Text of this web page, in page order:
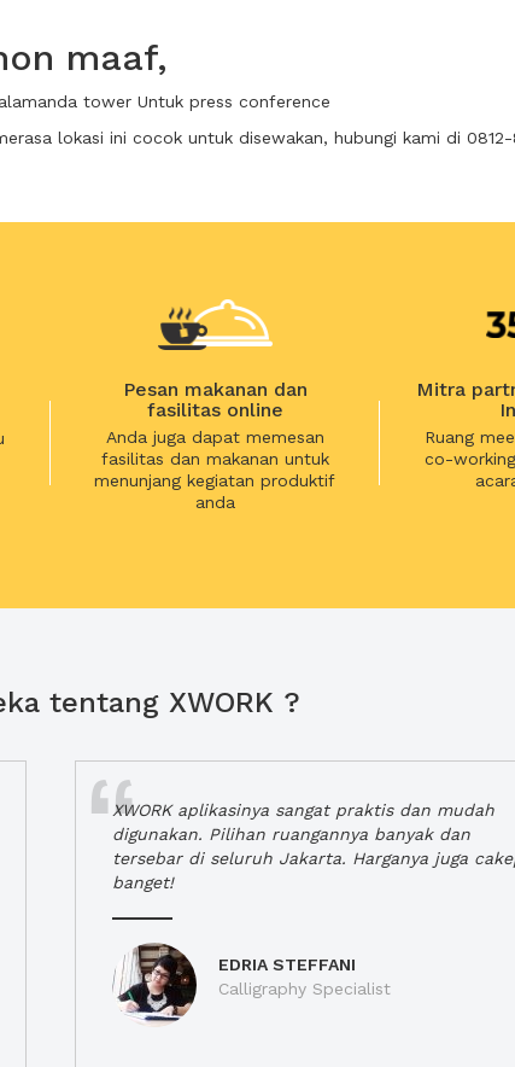
maaf,
tower Untuk press conference
lokasi ini cocok untuk disewakan, hubungi kami di
Pesan makanan dan
fasilitas online
Anda juga dapat memesan
fasilitas dan makanan untuk
menunjang kegiatan produktif
anda
Mitra
Ruang
co-
tentang XWORK ?
XWORK aplikasinya sangat praktis dan mudah
digunakan. Pilihan ruangannya banyak dan
tersebar di seluruh Jakarta. Harganya juga
banget!
EDRIA STEFFANI
Calligraphy Specialist